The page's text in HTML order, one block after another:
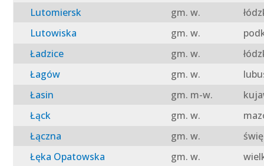
Lutomiersk
gm. w.
Lutowiska
gm. w.
Ładzice
gm. w.
Łagów
gm. w.
Łasin
gm. m-w.
Łąck
gm. w.
Łączna
gm. w.
Łęka Opatowska
gm. w.